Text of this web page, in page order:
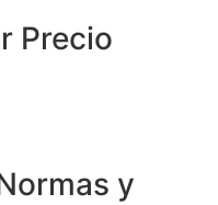
Precio
y